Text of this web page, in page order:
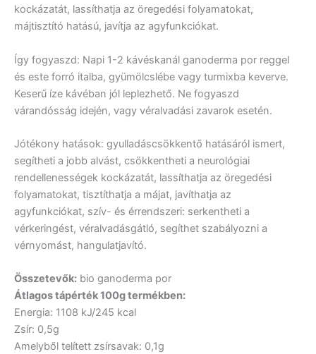
kockázatát, lassíthatja az öregedési folyamatokat,
májtisztító hatású, javítja az agyfunkciókat.
Így fogyaszd: Napi 1-2 kávéskanál ganoderma por reggel
és este forró italba, gyümölcslébe vagy turmixba keverve.
Keserű íze kávéban jól leplezhető. Ne fogyaszd
várandósság idején, vagy véralvadási zavarok esetén.
Jótékony hatások: gyulladáscsökkentő hatásáról ismert,
segítheti a jobb alvást, csökkentheti a neurológiai
rendellenességek kockázatát, lassíthatja az öregedési
folyamatokat, tisztíthatja a májat, javíthatja az
agyfunkciókat, szív- és érrendszeri: serkentheti a
vérkeringést, véralvadásgátló, segíthet szabályozni a
vérnyomást, hangulatjavító.
Összetevők: bio ganoderma por
Átlagos tápérték 100g termékben:
Energia: 1108 kJ/245 kcal
Zsír: 0,5g
Amelyből telített zsírsavak: 0,1g